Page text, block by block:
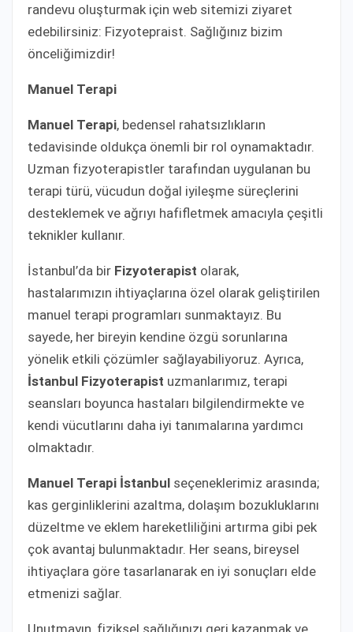
randevu oluşturmak için web sitemizi ziyaret
edebilirsiniz: Fizyotepraist. Sağlığınız bizim
önceliğimizdir!
Manuel Terapi
Manuel Terapi, bedensel rahatsızlıkların
tedavisinde oldukça önemli bir rol oynamaktadır.
Uzman fizyoterapistler tarafından uygulanan bu
terapi türü, vücudun doğal iyileşme süreçlerini
desteklemek ve ağrıyı hafifletmek amacıyla çeşitli
teknikler kullanır.
İstanbul’da bir Fizyoterapist olarak,
hastalarımızın ihtiyaçlarına özel olarak geliştirilen
manuel terapi programları sunmaktayız. Bu
sayede, her bireyin kendine özgü sorunlarına
yönelik etkili çözümler sağlayabiliyoruz. Ayrıca,
İstanbul Fizyoterapist uzmanlarımız, terapi
seansları boyunca hastaları bilgilendirmekte ve
kendi vücutlarını daha iyi tanımalarına yardımcı
olmaktadır.
Manuel Terapi İstanbul seçeneklerimiz arasında;
kas gerginliklerini azaltma, dolaşım bozukluklarını
düzeltme ve eklem hareketliliğini artırma gibi pek
çok avantaj bulunmaktadır. Her seans, bireysel
ihtiyaçlara göre tasarlanarak en iyi sonuçları elde
etmenizi sağlar.
Unutmayın, fiziksel sağlığınızı geri kazanmak ve